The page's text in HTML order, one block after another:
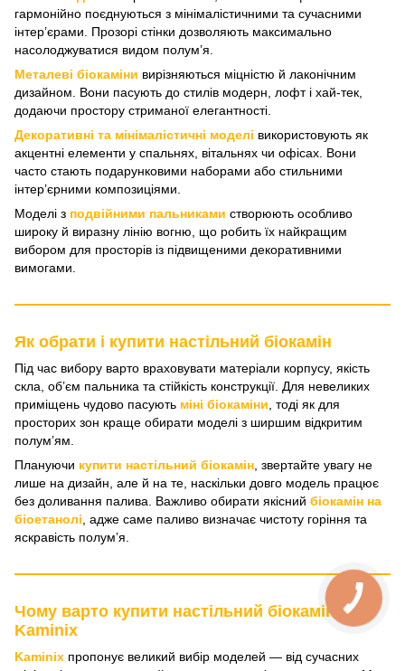
гармонійно поєднуються з мінімалістичними та сучасними
інтер’єрами. Прозорі стінки дозволяють максимально
насолоджуватися видом полум’я.
Металеві біокаміни вирізняються міцністю й лаконічним
дизайном. Вони пасують до стилів модерн, лофт і хай-тек,
додаючи простору стриманої елегантності.
Декоративні та мінімалістичні моделі використовують як
акцентні елементи у спальнях, вітальнях чи офісах. Вони
часто стають подарунковими наборами або стильними
інтер’єрними композиціями.
Моделі з подвійними пальниками створюють особливо
широку й виразну лінію вогню, що робить їх найкращим
вибором для просторів із підвищеними декоративними
вимогами.
Як обрати і купити настільний біокамін
Під час вибору варто враховувати матеріали корпусу, якість
скла, об’єм пальника та стійкість конструкції. Для невеликих
приміщень чудово пасують міні біокаміни , тоді як для
просторих зон краще обирати моделі з ширшим відкритим
полум’ям.
Плануючи купити настільний біокамін , звертайте увагу не
лише на дизайн, але й на те, наскільки довго модель працює
без доливання палива. Важливо обирати якісний біокамін на
біоетанолі , адже саме паливо визначає чистоту горіння та
яскравість полум’я.
Чому варто купити настільний біокамін у
Kaminix
Kaminix пропонує великий вибір моделей — від сучасних